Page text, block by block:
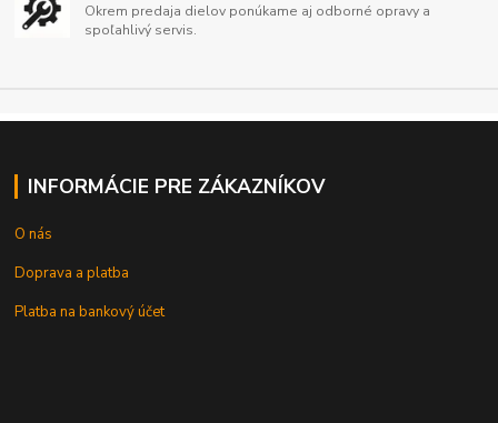
Okrem predaja dielov ponúkame aj odborné opravy a
spoľahlivý servis.
INFORMÁCIE PRE ZÁKAZNÍKOV
O nás
Doprava a platba
Platba na bankový účet